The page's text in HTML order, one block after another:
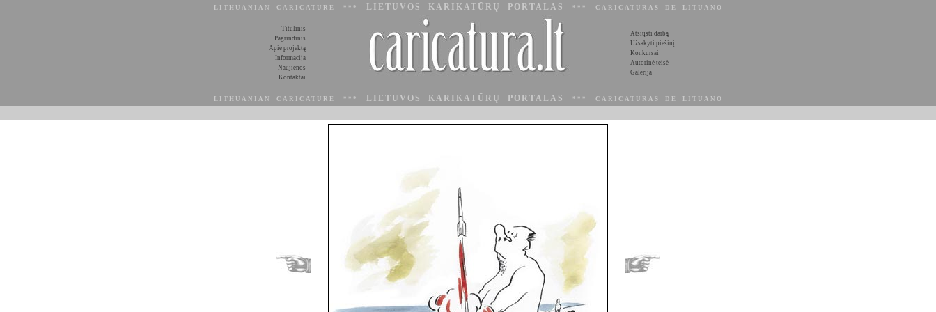
LITHUANIAN CARICATURE *** LIETUVOS KARIKATŪRŲ PORTALAS *** CARICATURAS DE LITUANO
Titulinis
Pagrindinis
Apie projektą
Informacija
Naujienos
Kontaktai
Atsiųsti darbą
Užsakyti piešinį
Konkursai
Autorinė teisė
Galerija
LITHUANIAN CARICATURE *** LIETUVOS KARIKATŪRŲ PORTALAS *** CARICATURAS DE LITUANO